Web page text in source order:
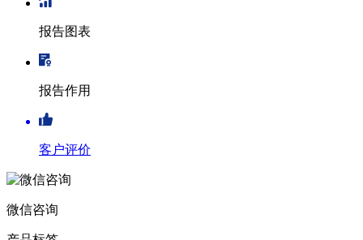
报告图表
报告作用
客户评价
微信咨询